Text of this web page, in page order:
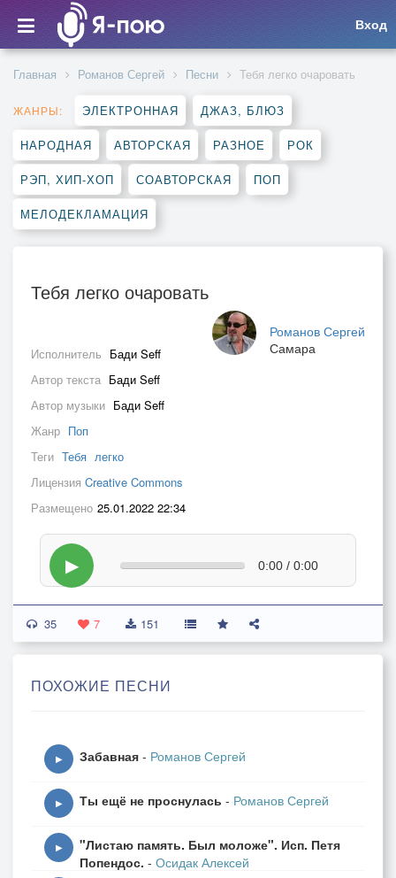
Вход
Главная Романов Сергей Песни Тебя легко очаровать
ЖАНРЫ: ЭЛЕКТРОННАЯ ДЖАЗ, БЛЮЗ
НАРОДНАЯ АВТОРСКАЯ РАЗНОЕ РОК
РЭП, ХИП-ХОП СОАВТОРСКАЯ ПОП
МЕЛОДЕКЛАМАЦИЯ
Тебя легко очаровать
Романов Сергей
Самара
Исполнитель Бади Seff
Автор текста Бади Seff
Автор музыки Бади Seff
Жанр Поп
Теги Тебя легко
Лицензия Creative Commons
Размещено 25.01.2022 22:34
▶ 0:00 / 0:00
35 7 151
ПОХОЖИЕ ПЕСНИ
▶ Забавная - Романов Сергей
▶ Ты ещё не проснулась - Романов Сергей
▶
"Листаю память. Был моложе". Исп. Петя
Попендос. - Осидак Алексей